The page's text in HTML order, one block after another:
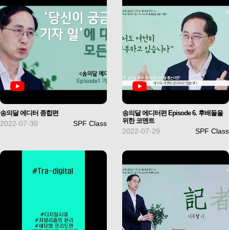
송의달 에디터 종합편
2022-07-30 SPF Class
송의달 에디터편 Episode 6. 후배들을
위한 코멘트
2022-07-29 SPF Class